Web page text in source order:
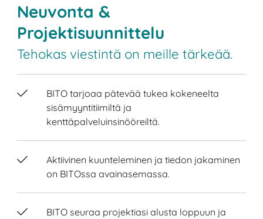
Neuvonta &
Projektisuunnittelu
Tehokas viestintä on meille tärkeää.
BITO tarjoaa pätevää tukea kokeneelta
sisämyyntitiimiltä ja
kenttäpalveluinsinööreiltä.
Aktiivinen kuunteleminen ja tiedon jakaminen
on BITOssa avainasemassa.
BITO seuraa projektiasi alusta loppuun ja